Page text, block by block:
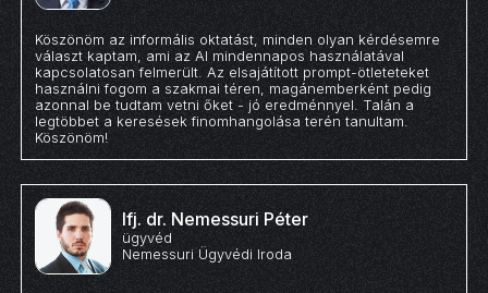
Köszönöm az informális oktatást, minden olyan kérdésemre
választ kaptam, ami az AI mindennapos használatával
kapcsolatosan felmerült. Az elsajátított prompt-ötleteteket
használni fogom a szakmai téren, magánemberként pedig
azonnal be tudtam vetni őket - jó eredménnyel. Talán a
legtöbbet a keresések finomhangolása terén tanultam.
Köszönöm!
Ifj. dr. Nemessuri Péter
ügyvéd
Nemessuri Ügyvédi Iroda